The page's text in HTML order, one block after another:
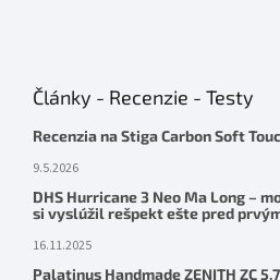
Články - Recenzie - Testy
Recenzia na Stiga Carbon Soft
9.5.2026
DHS Hurricane 3 Neo Ma Long –
si vyslúžil rešpekt ešte pred
16.11.2025
Palatinus Handmade ZENITH ZC